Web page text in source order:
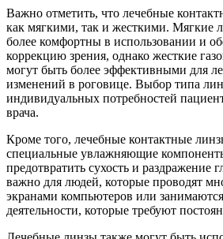
Важно отметить, что лечебные
как мягкими, так и жесткими. Мягкие
более комфортны в использовании и
коррекцию зрения, однако жесткие
могут быть более эффективными для
изменений в роговице. Выбор типа
индивидуальных потребностей
врача.
Кроме того, лечебные контактные
специальные увлажняющие
предотвратить сухость и раздражение
важно для людей, которые проводят
экранами компьютеров или
деятельности, которые требуют